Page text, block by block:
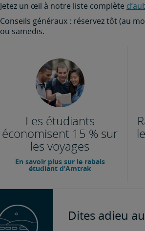
Jetez un œil à notre liste complète
Conseils généraux : réservez tôt (au
ou samedis.
Les étudiants
économisent 15 % sur
les voyages
En savoir plus sur le rabais
étudiant d’Amtrak
Dites adieu